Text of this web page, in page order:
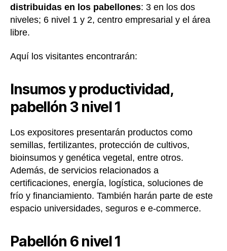
distribuidas en los pabellones: 3 en los dos
niveles; 6 nivel 1 y 2, centro empresarial y el área
libre.
Aquí los visitantes encontrarán:
Insumos y productividad,
pabellón 3 nivel 1
Los expositores presentarán productos como
semillas, fertilizantes, protección de cultivos,
bioinsumos y genética vegetal, entre otros.
Además, de servicios relacionados a
certificaciones, energía, logística, soluciones de
frío y financiamiento. También harán parte de este
espacio universidades, seguros e e-commerce.
Pabellón 6 nivel 1